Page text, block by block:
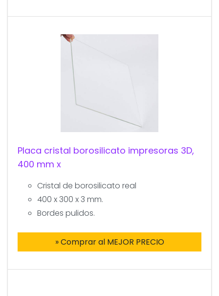
Placa cristal borosilicato impresoras 3D,
400 mm x
Cristal de borosilicato real
400 x 300 x 3 mm.
Bordes pulidos.
» Comprar al MEJOR PRECIO